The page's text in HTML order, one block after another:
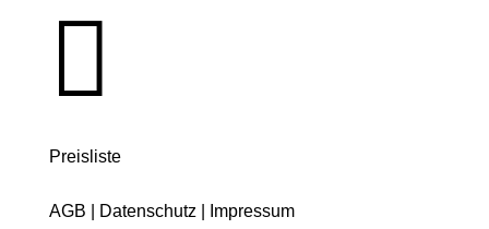

Preisliste
AGB Datenschutz Impressum